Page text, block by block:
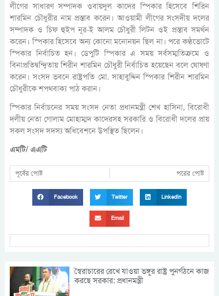
লীগের সাধারণ সম্পাদক ওবায়দুল কাদের স্পিকার হিসেবে শিরিন
শারমিন চৌধুরীর নাম প্রস্তাব করেন। আওয়ামী লীগের সংসদীয় দলের
সম্পাদক ও চিফ হুইপ নূর-ই আলম চৌধুরী লিটন ওই প্রস্তাব সমর্থন
করেন। স্পিকার হিসেবে অন্য কোনো মনোনয়ন ছিল না। পরে কণ্ঠভোটে
স্পিকার নির্বাচিত হন। ডেপুটি স্পিকার এ সময় সর্বসম্মতিক্রমে ও
বিনাপ্রতিদ্বন্দ্বিতায় শিরীন শারমিন চৌধুরী নির্বাচিত হয়েছেন বলে ঘোষণা
করেন। সংসদ ভবনে রাষ্ট্রপতি মো. সাহাবুদ্দিন স্পিকার শিরীন শারমিন
চৌধুরীকে শপথবাক্য পাঠ করান।
স্পিকার নির্বাচনের সময় সংসদ নেতা প্রধানমন্ত্রী শেখ হাসিনা, বিরোধী
দলীয় নেতা গোলাম মোহাম্মদ কাদেরসহ সরকারি ও বিরোধী দলের প্রায়
সকল সংসদ সদস্য অধিবেশনে উপস্থিত ছিলেন।
এমটি/ এএটি
পূর্বের পোষ্ট পরের পোষ্ট
Facebook Twitter LinkedIn
Email
স্বৈরাচারের রেখে যাওয়া ভঙ্গুর রাষ্ট্র পুনর্গঠনে কাজ
করছে সরকার: প্রধানমন্ত্রী